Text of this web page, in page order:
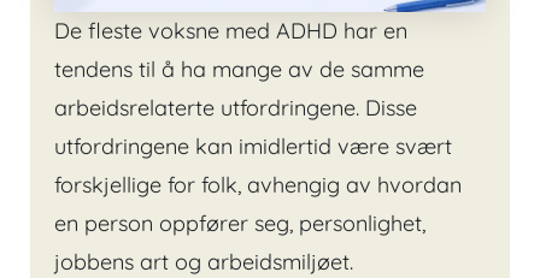
De fleste voksne med ADHD har en
tendens til å ha mange av de samme
arbeidsrelaterte utfordringene. Disse
utfordringene kan imidlertid være svært
forskjellige for folk, avhengig av hvordan
en person oppfører seg, personlighet,
jobbens art og arbeidsmiljøet.